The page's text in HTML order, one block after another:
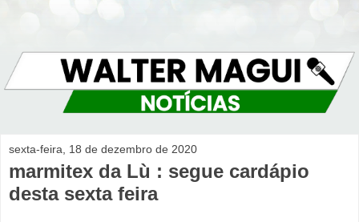
sexta-feira, 18 de dezembro de 2020
marmitex da Lù : segue cardápio
desta sexta feira